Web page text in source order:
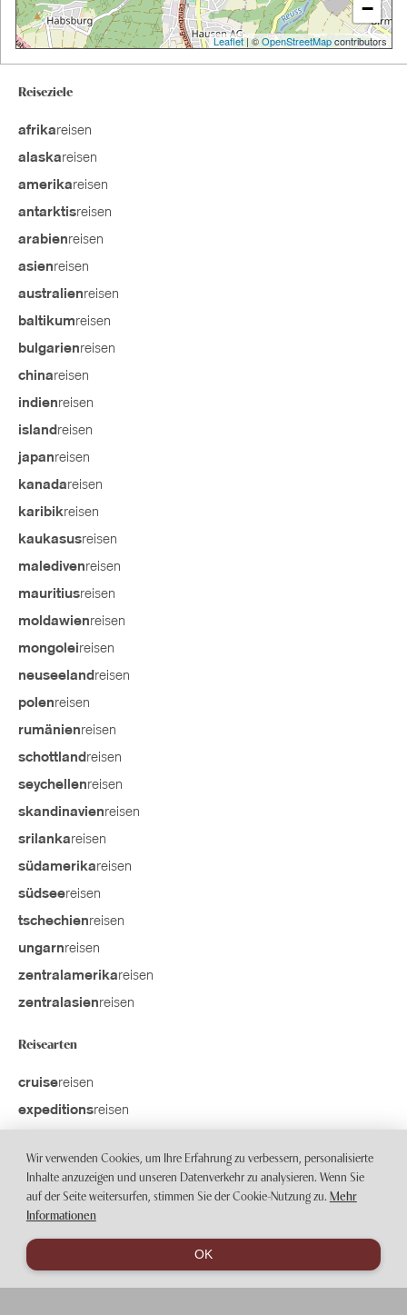
Wir verwenden Cookies, um Ihre Erfahrung zu verbessern, personalisierte
Inhalte anzuzeigen und unseren Datenverkehr zu analysieren. Wenn Sie
auf der Seite weitersurfen, stimmen Sie der Cookie-Nutzung zu. Mehr
Informationen
OK
−
Leaflet| ©OpenStreetMapcontributors
Reiseziele
afrikareisen
alaskareisen
amerikareisen
antarktisreisen
arabienreisen
asienreisen
australienreisen
baltikumreisen
bulgarienreisen
chinareisen
indienreisen
island reisen
japanreisen
kanadareisen
karibikreisen
kaukasusreisen
maledivenreisen
mauritiusreisen
moldawienreisen
mongoleireisen
neuseeland reisen
polenreisen
rumänienreisen
schottland reisen
seychellenreisen
skandinavienreisen
srilankareisen
südamerikareisen
südseereisen
tschechienreisen
ungarnreisen
zentralamerikareisen
zentralasienreisen
Reisearten
cruisereisen
expeditionsreisen
hochzeitsreisen
sportreisen
sportlivereisen
strand
trainingslagerreisen